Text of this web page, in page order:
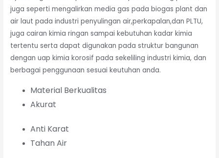
juga seperti mengalirkan media gas pada biogas plant dan
air laut pada industri penyulingan air,perkapalan,dan PLTU,
juga cairan kimia ringan sampai kebutuhan kadar kimia
tertentu serta dapat digunakan pada struktur bangunan
dengan uap kimia korosif pada sekeliling industri kimia, dan
berbagai penggunaan sesuai keutuhan anda.
Material Berkualitas
Akurat
Anti Karat
Tahan Air